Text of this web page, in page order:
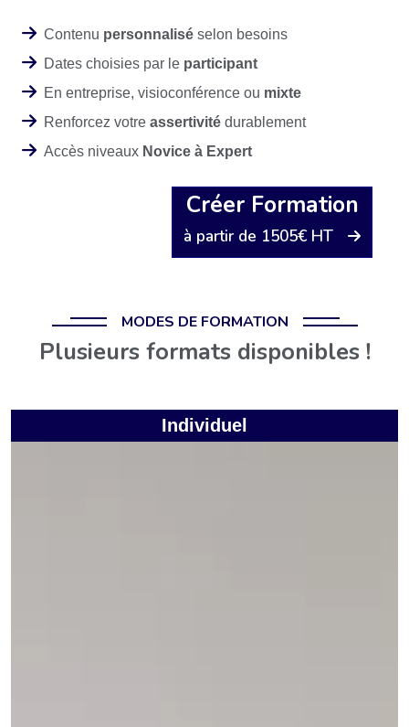
Contenu personnalisé selon besoins
Dates choisies par le participant
En entreprise, visioconférence ou mixte
Renforcez votre assertivité durablement
Accès niveaux Novice à Expert
Créer Formation
à partir de 1505€ HT
MODES DE FORMATION
Plusieurs formats disponibles !
Individuel